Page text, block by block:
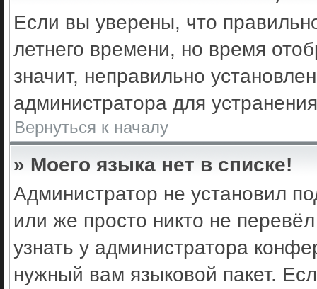
Если вы уверены, что
летнего времени, но время
значит, неправильно
администратора для
Вернуться к началу
» Моего языка нет в списке!
Администратор не установил
или же просто никто не
узнать у администратора
нужный вам языковой пакет.